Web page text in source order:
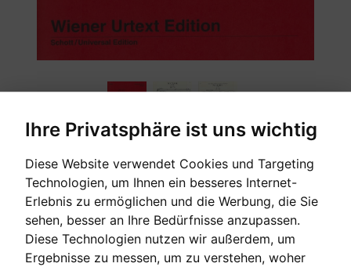
Ihre Privatsphäre ist uns wichtig
Diese Website verwendet Cookies und Targeting
Technologien, um Ihnen ein besseres Internet-
Erlebnis zu ermöglichen und die Werbung, die Sie
sehen, besser an Ihre Bedürfnisse anzupassen.
Diese Technologien nutzen wir außerdem, um
Ergebnisse zu messen, um zu verstehen, woher
Wiener Urtext Album
Wiener Urtext Edition